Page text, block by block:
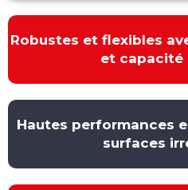
Robustes et flexibles
et capacité
Hautes performances
surfaces